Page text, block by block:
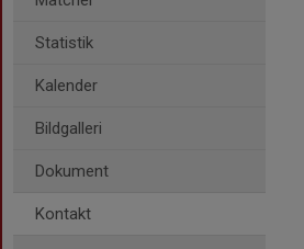
Statistik
Kalender
Bildgalleri
Dokument
Kontakt